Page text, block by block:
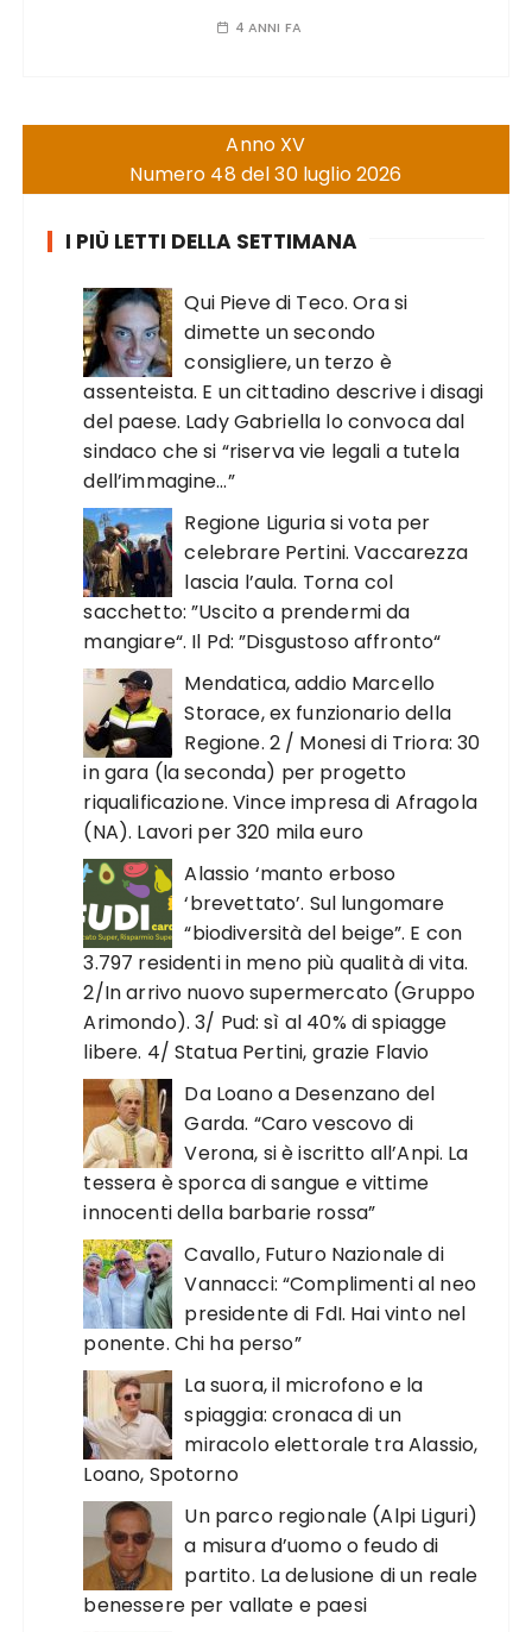
4 ANNI FA
Anno XV
Numero 48 del 30 luglio 2026
I PIÙ LETTI DELLA SETTIMANA
Qui Pieve di Teco. Ora si
dimette un secondo
consigliere, un terzo è
assenteista. E un cittadino descrive i disagi
del paese. Lady Gabriella lo convoca dal
sindaco che si “riserva vie legali a tutela
dell’immagine…”
Regione Liguria si vota per
celebrare Pertini. Vaccarezza
lascia l’aula. Torna col
sacchetto: ”Uscito a prendermi da
mangiare“. Il Pd: ”Disgustoso affronto“
Mendatica, addio Marcello
Storace, ex funzionario della
Regione. 2 / Monesi di Triora: 30
in gara (la seconda) per progetto
riqualificazione. Vince impresa di Afragola
(NA). Lavori per 320 mila euro
Alassio ‘manto erboso
‘brevettato’. Sul lungomare
“biodiversità del beige”. E con
3.797 residenti in meno più qualità di vita.
2/In arrivo nuovo supermercato (Gruppo
Arimondo). 3/ Pud: sì al 40% di spiagge
libere. 4/ Statua Pertini, grazie Flavio
Da Loano a Desenzano del
Garda. “Caro vescovo di
Verona, si è iscritto all’Anpi. La
tessera è sporca di sangue e vittime
innocenti della barbarie rossa”
Cavallo, Futuro Nazionale di
Vannacci: “Complimenti al neo
presidente di FdI. Hai vinto nel
ponente. Chi ha perso”
La suora, il microfono e la
spiaggia: cronaca di un
miracolo elettorale tra Alassio,
Loano, Spotorno
Un parco regionale (Alpi Liguri)
a misura d’uomo o feudo di
partito. La delusione di un reale
benessere per vallate e paesi